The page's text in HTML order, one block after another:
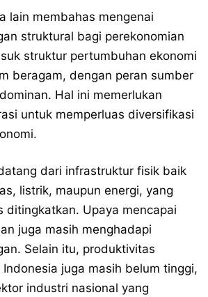
lain membahas mengenai
struktural bagi perekonomian
struktur pertumbuhan ekonomi
beragam, dengan peran sumber
Hal ini memerlukan
untuk memperluas diversifikasi
dari infrastruktur fisik baik
listrik, maupun energi, yang
ditingkatkan. Upaya mencapai
juga masih menghadapi
Selain itu, produktivitas
juga masih belum tinggi,
industri nasional yang